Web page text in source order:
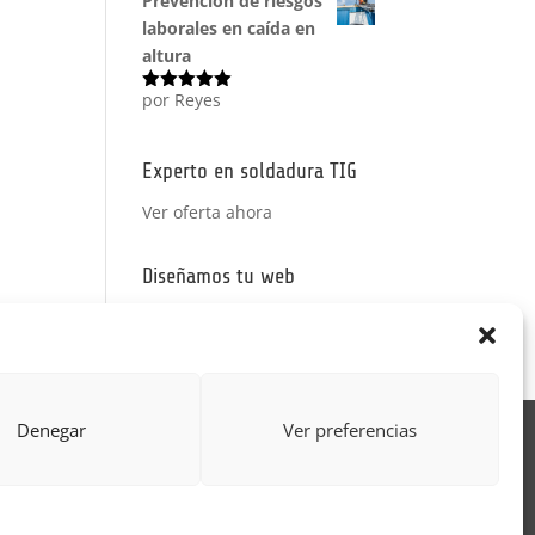
Denegar Ver preferencias
laborales en caída en
altura
Valorado
por Reyes
Experto en soldadura TIG
Ver oferta ahora
Diseñamos tu web